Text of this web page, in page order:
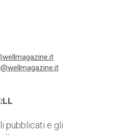
pubblicati e gli